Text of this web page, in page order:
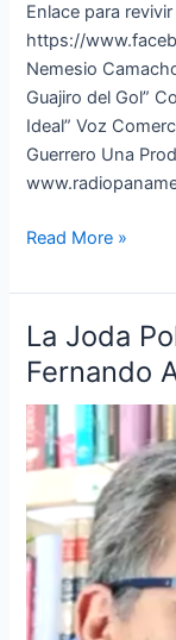
Enlace para
https://
Nemesio
Guajiro del Gol”
Ideal” Voz
Guerrero Una
FC
solo
aquí
en
Radio
Panamericana
de
Read More »
La Joda
Fernando
La
Joda
Política
22
de
julio
con
Fernando
Amorocho
Chacón